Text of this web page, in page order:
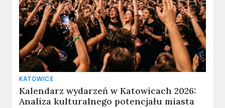
KATOWICE
Kalendarz wydarzeń w Katowicach 2026:
Analiza kulturalnego potencjału miasta